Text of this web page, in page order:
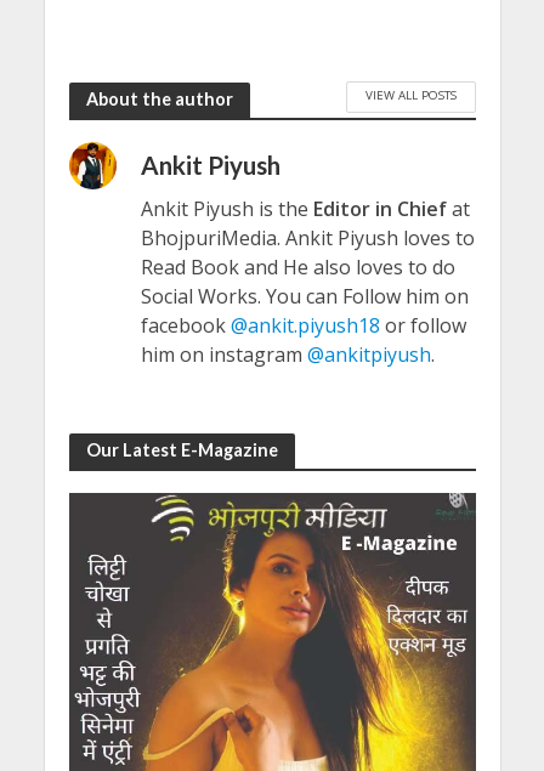
About the author VIEW ALL POSTS
Ankit Piyush
Ankit Piyush is the Editor in Chiefat
BhojpuriMedia. Ankit Piyush loves to
Read Book and He also loves to do
Social Works. You can Follow him on
facebook@ankit.piyush18 or follow
him on instagram @ankitpiyush.
Our Latest E-Magazine